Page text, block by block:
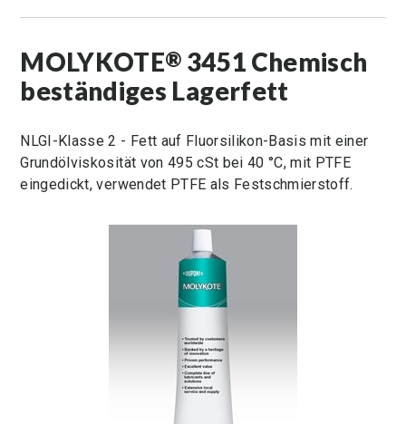
MOLYKOTE® 3451 Chemisch
beständiges Lagerfett
NLGI-Klasse 2 - Fett auf Fluorsilikon-Basis mit einer
Grundölviskosität von 495 cSt bei 40 °C, mit PTFE
eingedickt, verwendet PTFE als Festschmierstoff.